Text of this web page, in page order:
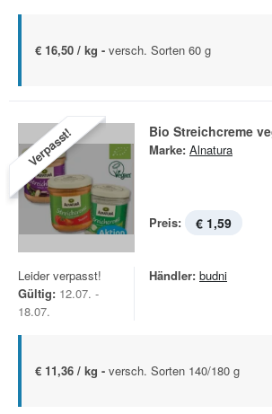
€ 16,50 / kg - versch. Sorten 60 g
Verpasst! Bio Streichcreme
Marke: Alnatura
Preis: € 1,59
Leider verpasst!
Gültig: 12.07. -
18.07.
Händler: budni
€ 11,36 / kg - versch. Sorten 140/180 g